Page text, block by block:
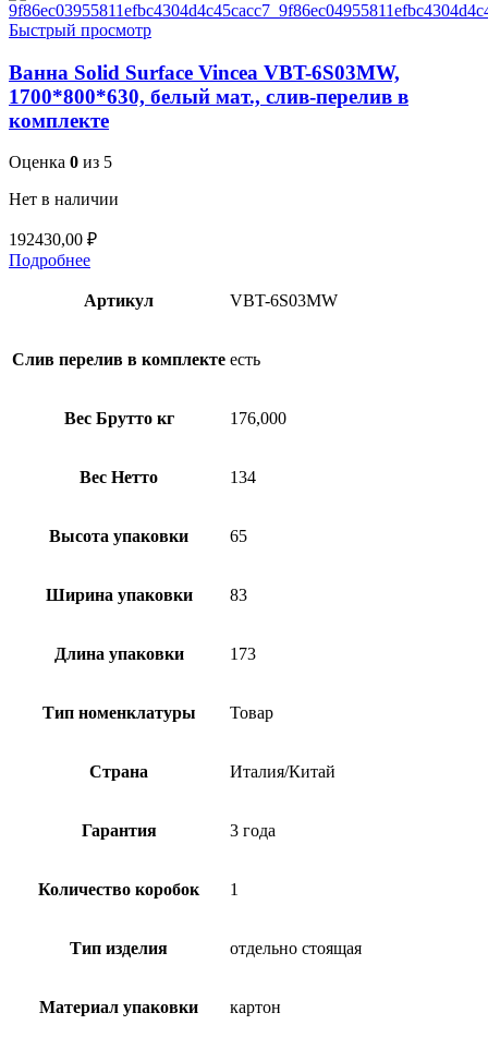
Быстрый просмотр
Ванна Solid Surface Vincea VBT-6S03MW,
1700*800*630, белый мат., слив-перелив в
комплекте
Оценка 0 из 5
Нет в наличии
192430,00 ₽
Подробнее
Артикул VBT-6S03MW
Слив перелив в комплекте есть
Вес Брутто кг 176,000
Вес Нетто 134
Высота упаковки 65
Ширина упаковки 83
Длина упаковки 173
Тип номенклатуры Товар
Страна Италия/Китай
Гарантия 3 года
Количество коробок 1
Тип изделия отдельно стоящая
Материал упаковки картон